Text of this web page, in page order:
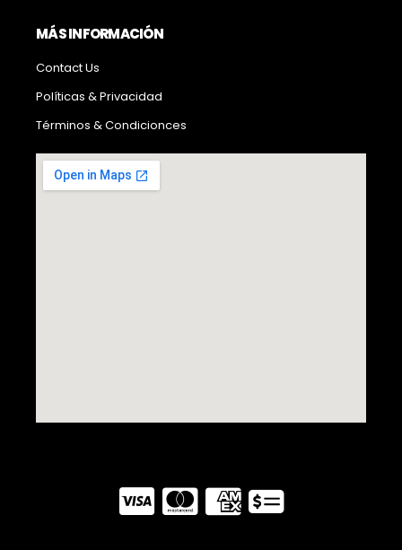
MÁS INFORMACIÓN
Contact Us
Políticas & Privacidad
Términos & Condicionces